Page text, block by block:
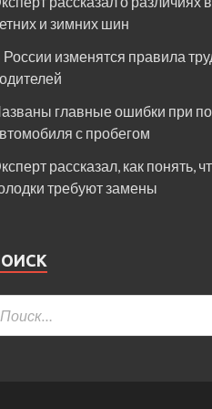
и зимних шин
России изменятся правила
главные ошибки при
с пробегом
рассказал, как понять,
требуют замены